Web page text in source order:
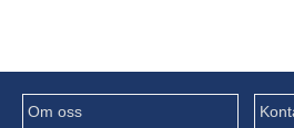
Om oss